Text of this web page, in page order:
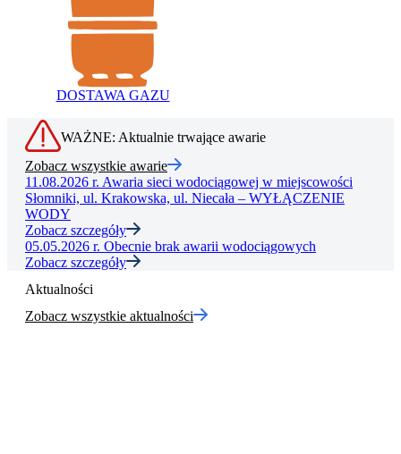
DOSTAWA GAZU
WAŻNE: Aktualnie trwające awarie
Zobacz wszystkie awarie
11.08.2026 r. Awaria sieci wodociągowej w miejscowości
Słomniki, ul. Krakowska, ul. Niecała – WYŁĄCZENIE
WODY
Zobacz szczegóły
05.05.2026 r. Obecnie brak awarii wodociągowych
Zobacz szczegóły
Aktualności
Zobacz wszystkie aktualności